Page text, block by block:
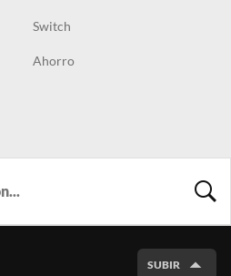
Switch
Ahorro
SUBIR